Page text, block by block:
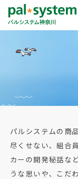
パルシステムの商
尽くせない、組合
カーの開発秘話な
うな思いや、こだ